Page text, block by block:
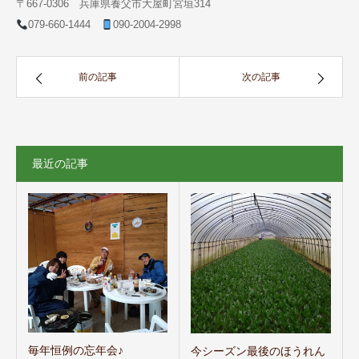
〒667-0306 兵庫県養父市大屋町宮垣314
079-660-1444
090-2004-2998
前の記事 次の記事
最近の記事
毎年恒例の忘年会♪
今シーズン最後のほうれん